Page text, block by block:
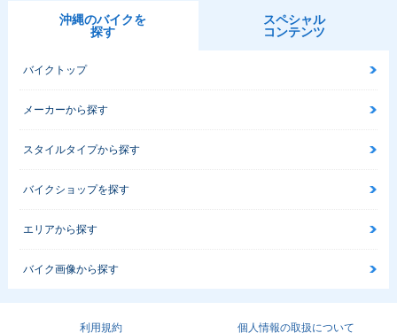
沖縄のバイクを
探す
スペシャル
コンテンツ
バイクトップ
メーカーから探す
スタイルタイプから探す
バイクショップを探す
エリアから探す
バイク画像から探す
利用規約 個人情報の取扱について